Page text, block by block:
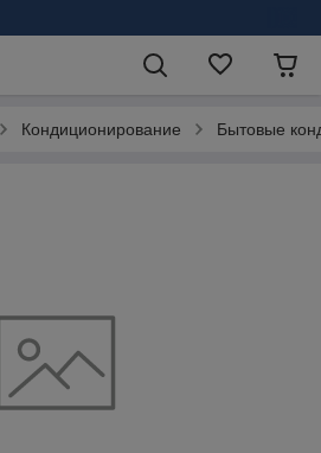
Кондиционирование Бытовые